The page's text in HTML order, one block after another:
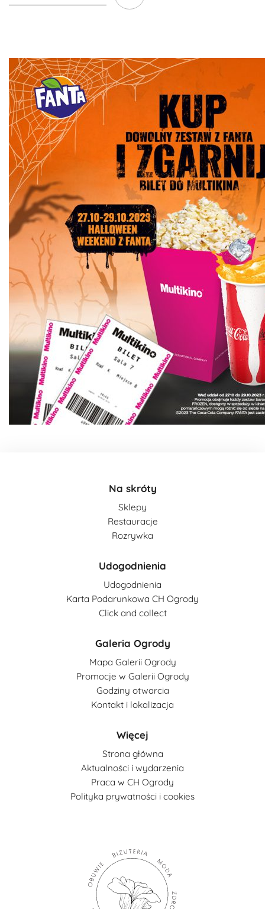
Na skróty
Sklepy
Restauracje
Rozrywka
Udogodnienia
Udogodnienia
Karta Podarunkowa CH Ogrody
Click and collect
Galeria Ogrody
Mapa Galerii Ogrody
Promocje w Galerii Ogrody
Godziny otwarcia
Kontakt i lokalizacja
Więcej
Strona główna
Aktualności i wydarzenia
Praca w CH Ogrody
Polityka prywatności i cookies